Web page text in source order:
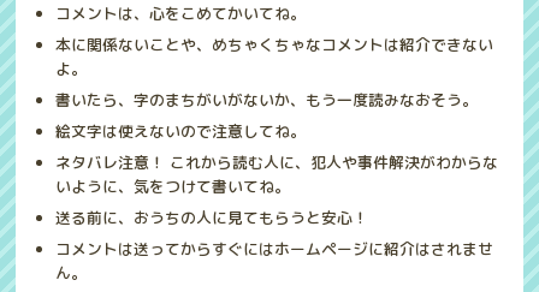
コメントは、心をこめてかいてね。
本に関係ないことや、めちゃくちゃなコメントは紹介できない
よ。
書いたら、字のまちがいがないか、もう一度読みなおそう。
絵文字は使えないので注意してね。
ネタバレ注意！ これから読む人に、犯人や事件解決がわからな
いように、気をつけて書いてね。
送る前に、おうちの人に見てもらうと安心！
コメントは送ってからすぐにはホームページに紹介はされませ
ん。